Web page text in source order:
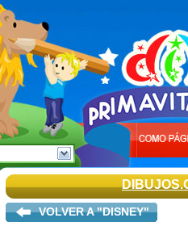
VOLVER A "DISNEY"